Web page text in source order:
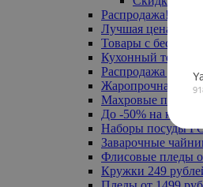
Распродажа!
Лучшая цена
Товары с
Кухонный текстиль
Распродажа до -
Жаропрочная
Махровые
До -50% на ковры
Наборы посуды
Заварочные
Флисовые пледы
Кружки 249